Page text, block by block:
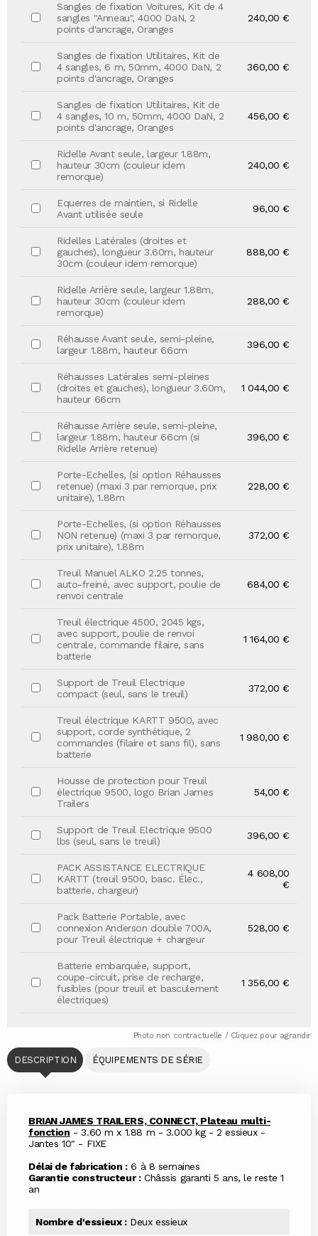
Sangles de fixation Voitures, Kit de 4
sangles "Anneau", 4000 DaN, 2
points d'ancrage, Oranges
240,00 €
Sangles de fixation Utilitaires, Kit de
4 sangles, 6 m, 50mm, 4000 DaN, 2
points d'ancrage, Oranges
360,00 €
Sangles de fixation Utilitaires, Kit de
4 sangles, 10 m, 50mm, 4000 DaN, 2
points d'ancrage, Oranges
456,00 €
Ridelle Avant seule, largeur 1.88m,
hauteur 30cm (couleur idem
remorque)
240,00 €
Equerres de maintien, si Ridelle
Avant utilisée seule
96,00 €
Ridelles Latérales (droites et
gauches), longueur 3.60m, hauteur
30cm (couleur idem remorque)
888,00 €
Ridelle Arrière seule, largeur 1.88m,
hauteur 30cm (couleur idem
remorque)
288,00 €
Réhausse Avant seule, semi-pleine,
largeur 1.88m, hauteur 66cm
396,00 €
Réhausses Latérales semi-pleines
(droites et gauches), longueur 3.60m,
hauteur 66cm
1 044,00 €
Réhausse Arrière seule, semi-pleine,
largeur 1.88m, hauteur 66cm (si
Ridelle Arrière retenue)
396,00 €
Porte-Echelles, (si option Réhausses
retenue) (maxi 3 par remorque, prix
unitaire), 1.88m
228,00 €
Porte-Echelles, (si option Réhausses
NON retenue) (maxi 3 par remorque,
prix unitaire), 1.88m
372,00 €
Treuil Manuel ALKO 2.25 tonnes,
auto-freiné, avec support, poulie de
renvoi centrale
684,00 €
Treuil électrique 4500, 2045 kgs,
avec support, poulie de renvoi
centrale, commande filaire, sans
batterie
1 164,00 €
Support de Treuil Electrique
compact (seul, sans le treuil)
372,00 €
Treuil électrique KARTT 9500, avec
support, corde synthétique, 2
commandes (filaire et sans fil), sans
batterie
1 980,00 €
Housse de protection pour Treuil
électrique 9500, logo Brian James
Trailers
54,00 €
Support de Treuil Electrique 9500
lbs (seul, sans le treuil)
396,00 €
PACK ASSISTANCE ELECTRIQUE
KARTT (treuil 9500, basc. Élec.,
batterie, chargeur)
4 608,00
€
Pack Batterie Portable, avec
connexion Anderson double 700A,
pour Treuil électrique + chargeur
528,00 €
Batterie embarquée, support,
coupe-circuit, prise de recharge,
fusibles (pour treuil et basculement
électriques)
1 356,00 €
Photo non contractuelle / Cliquez pour agrandir
DESCRIPTION ÉQUIPEMENTS DE SÉRIE
BRIAN JAMES TRAILERS, CONNECT, Plateau multi-
fonction - 3.60 m x 1.88 m - 3.000 kg - 2 essieux -
Jantes 10" - FIXE
Délai de fabrication :6 à 8 semaines
Garantie constructeur :Châssis garanti 5 ans, le reste 1
an
Nombre d'essieux :Deux essieux